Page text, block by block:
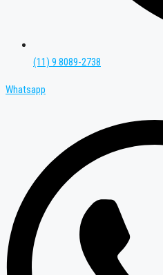
(11) 9 8089-2738
Whatsapp